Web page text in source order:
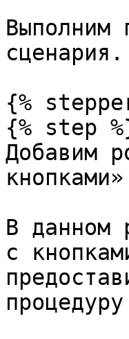
Выполним
сценария.
{%
{% step
Добавим
В данном
с